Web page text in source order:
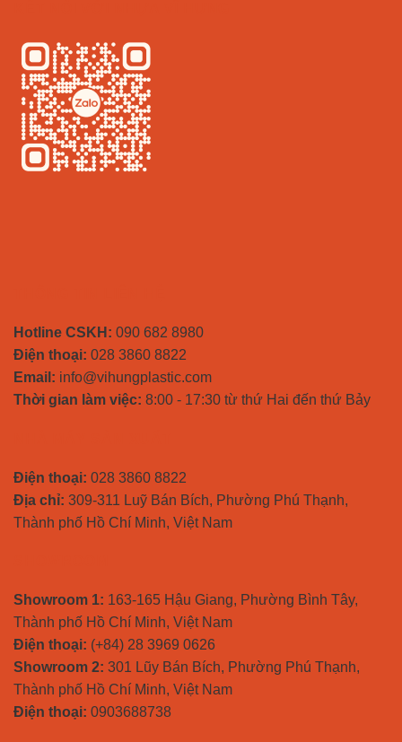
Hotline CSKH: 090 682 8980
Điện thoại: 028 3860 8822
Email: info@vihungplastic.com
Thời gian làm việc: 8:00 - 17:30 từ thứ Hai đến thứ Bảy
Điện thoại: 028 3860 8822
Địa chỉ: 309-311 Luỹ Bán Bích, Phường Phú Thạnh,
Thành phố Hồ Chí Minh, Việt Nam
Showroom 1: 163-165 Hậu Giang, Phường Bình Tây,
Thành phố Hồ Chí Minh, Việt Nam
Điện thoại: (+84) 28 3969 0626
Showroom 2: 301 Lũy Bán Bích, Phường Phú Thạnh,
Thành phố Hồ Chí Minh, Việt Nam
Điện thoại: 0903688738